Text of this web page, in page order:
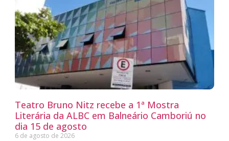
Teatro Bruno Nitz recebe a 1ª Mostra
Literária da ALBC em Balneário Camboriú no
dia 15 de agosto
6 de agosto de 2026